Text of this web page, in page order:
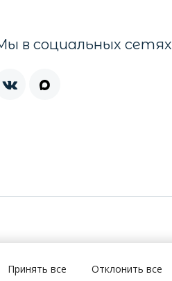
в социальных сетях
Принять все Отклонить все